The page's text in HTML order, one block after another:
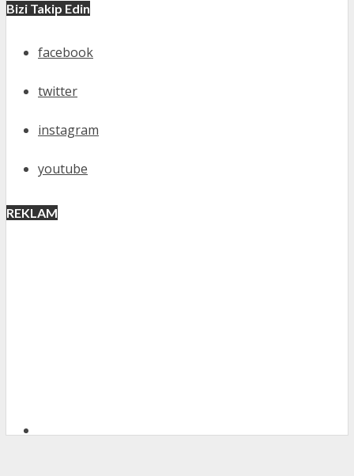
Bizi Takip Edin
facebook
twitter
instagram
youtube
REKLAM